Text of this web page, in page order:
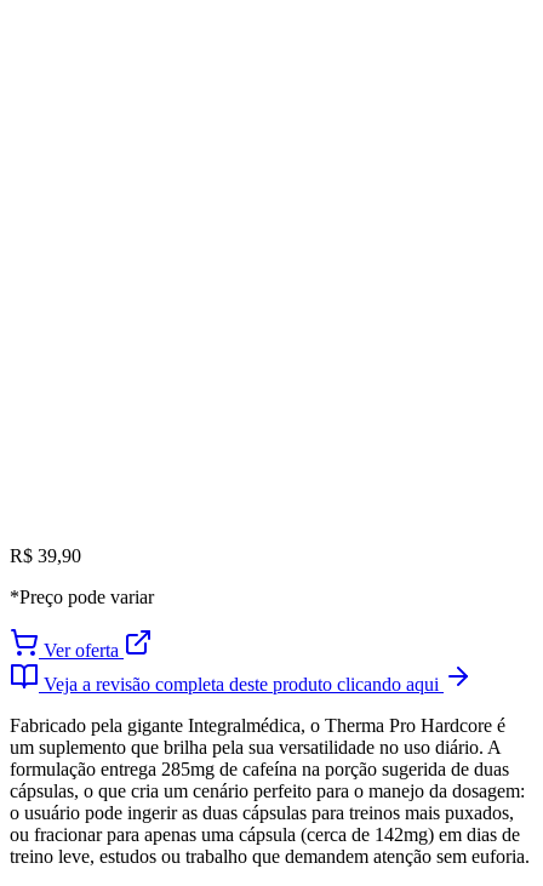
R$ 39,90
*Preço pode variar
Ver oferta
Veja a revisão completa deste produto clicando aqui
Fabricado pela gigante Integralmédica, o Therma Pro Hardcore é
um suplemento que brilha pela sua versatilidade no uso diário. A
formulação entrega 285mg de cafeína na porção sugerida de duas
cápsulas, o que cria um cenário perfeito para o manejo da dosagem:
o usuário pode ingerir as duas cápsulas para treinos mais puxados,
ou fracionar para apenas uma cápsula (cerca de 142mg) em dias de
treino leve, estudos ou trabalho que demandem atenção sem euforia.